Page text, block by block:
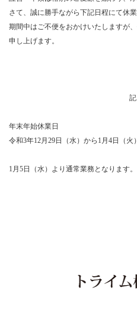
さて、誠に勝手ながら下記日程にて休
期間中はご不便をおかけいたしますが
申し上げます。
記
年末年始休業日
令和3年12月29日（水）から1月4日（火
1月5日（水）より通常業務となります。